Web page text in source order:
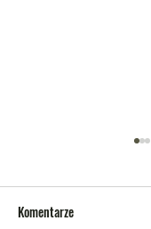
Komentarze